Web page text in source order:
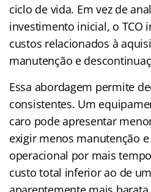
ciclo de vida. Em vez de
investimento inicial, o TCO
custos relacionados à
manutenção e
Essa abordagem permite
consistentes. Um
caro pode apresentar
exigir menos manutenção
operacional por mais
custo total inferior ao de